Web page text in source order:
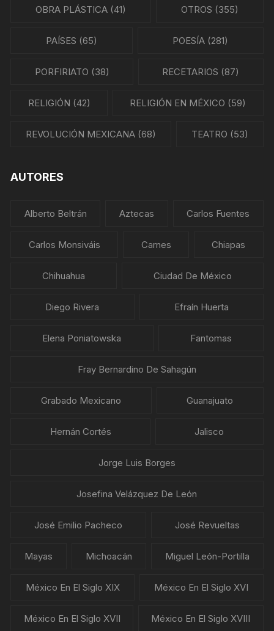
OBRA PLÁSTICA (41) OTROS (355)
PAÍSES (65) POESÍA (281)
PORFIRIATO (38) RECETARIOS (87)
RELIGIÓN (42) RELIGIÓN EN MÉXICO (59)
REVOLUCIÓN MEXICANA (68) TEATRO (53)
AUTORES
Alberto Beltrán Aztecas Carlos Fuentes
Carlos Monsiváis Carnes Chiapas
Chihuahua Ciudad De México
Diego Rivera Efraín Huerta
Elena Poniatowska Fantomas
Fray Bernardino De Sahagún
Grabado Mexicano Guanajuato
Hernán Cortés Jalisco
Jorge Luis Borges
Josefina Velázquez De León
José Emilio Pacheco José Revueltas
Mayas Michoacán Miguel León-Portilla
México En El Siglo XIX México En El Siglo XVI
México En El Siglo XVII México En El Siglo XVIII